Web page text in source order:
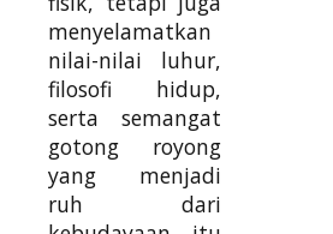
menyelamatkan
nilai-nilai luhur,
filosofi hidup,
serta semangat
gotong royong
yang menjadi
ruh dari